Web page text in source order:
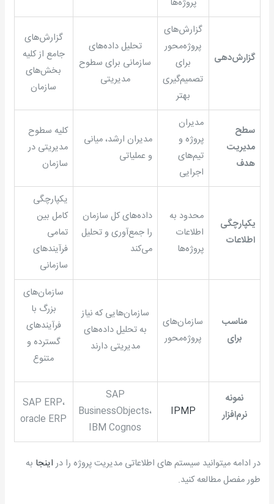
پروژه‌ها
گزارش‌دهی
گزارش‌های
پروژه‌محور
برای
تصمیم‌گیری
بهتر
تحلیل داده‌های
سازمانی برای سطوح
مدیریتی
گزارش‌های
جامع از کلیه
بخش‌های
سازمان
سطح
مدیریت
هدف
مدیران
پروژه و
تیم‌های
اجرایی
مدیران ارشد، میانی
و عملیاتی
کلیه سطوح
مدیریتی در
سازمان
یکپارچگی
اطلاعات
محدود به
اطلاعات
پروژه‌ها
داده‌های کل سازمان
را جمع‌آوری و تحلیل
می‌کند
یکپارچگی
کامل بین
تمامی
فرآیندهای
سازمانی
مناسب
برای
سازمان‌های
پروژه‌محور
سازمان‌هایی که نیاز
به تحلیل داده‌های
مدیریتی دارند
سازمان‌های
بزرگ با
فرآیندهای
گسترده و
متنوع
نمونه
نرم‌افزار
IPMP
SAP
BusinessObjects،
IBM Cognos
SAP ERP،
oracle ERP
در ادامه میتوانید سیستم های اطلاعاتی مدیریت پروژه را دراینجا به
طور مفصل مطالعه کنید.